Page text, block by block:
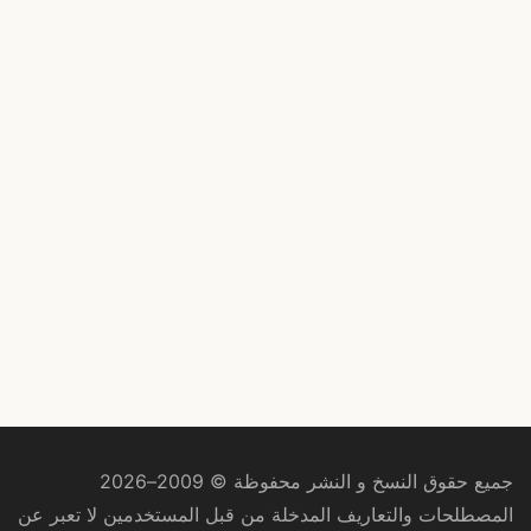
جميع حقوق النسخ و النشر محفوظة © 2009–2026
المصطلحات والتعاريف المدخلة من قبل المستخدمين لا تعبر عن